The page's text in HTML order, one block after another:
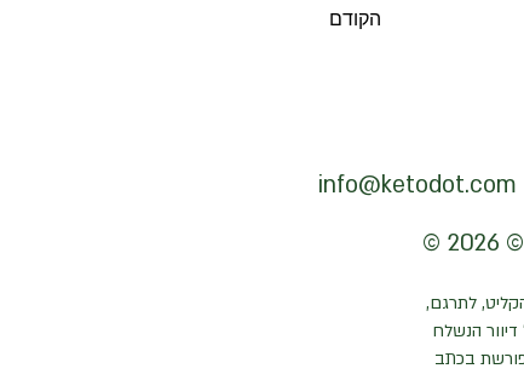
הקודם
info@ketodot.com
לתרגם,
הנשלח
בכתב